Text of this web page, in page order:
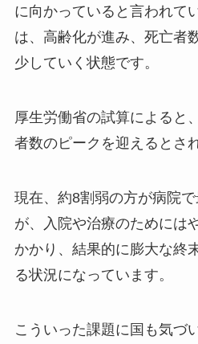
に向かっていると言われて
は、高齢化が進み、死亡者
少していく状態です。
厚生労働省の試算によると
者数のピークを迎えるとさ
現在、約8割弱の方が病院
が、入院や治療のためには
かかり、結果的に膨大な終
る状況になっています。
こういった課題に国も気づ